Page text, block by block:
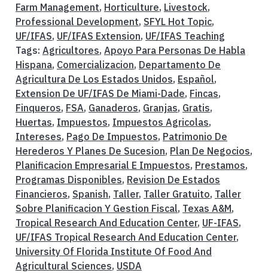
Farm Management, Horticulture, Livestock,
Professional Development, SFYL Hot Topic,
UF/IFAS, UF/IFAS Extension, UF/IFAS Teaching
Tags: Agricultores, Apoyo Para Personas De Habla
Hispana, Comercializacion, Departamento De
Agricultura De Los Estados Unidos, Español,
Extension De UF/IFAS De Miami-Dade, Fincas,
Finqueros, FSA, Ganaderos, Granjas, Gratis,
Huertas, Impuestos, Impuestos Agricolas,
Intereses, Pago De Impuestos, Patrimonio De
Herederos Y Planes De Sucesion, Plan De Negocios,
Planificacion Empresarial E Impuestos, Prestamos,
Programas Disponibles, Revision De Estados
Financieros, Spanish, Taller, Taller Gratuito, Taller
Sobre Planificacion Y Gestion Fiscal, Texas A&M,
Tropical Research And Education Center, UF-IFAS,
UF/IFAS Tropical Research And Education Center,
University Of Florida Institute Of Food And
Agricultural Sciences, USDA